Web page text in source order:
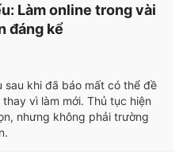
Làm online trong vài
đáng kể
sau khi đã báo mất có thể đề
vì làm mới. Thủ tục hiện
nhưng không phải trường